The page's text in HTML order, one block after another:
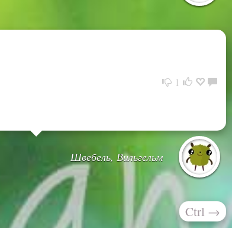
1
Швебель, Вильгельм
Ctrl →